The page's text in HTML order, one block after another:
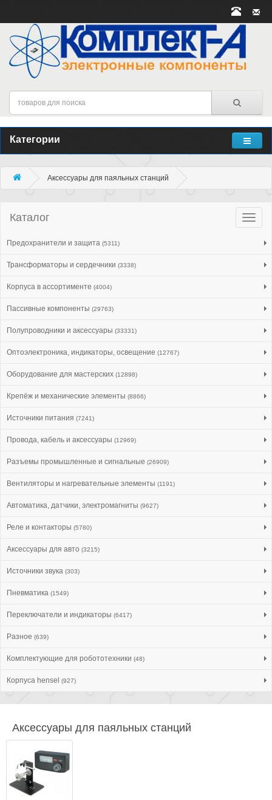
Категории
Аксессуары для паяльных станций
Каталог
Предохранители и защита (5311)
Трансформаторы и сердечники (3338)
Корпуса в ассортименте (4004)
Пассивные компоненты (29763)
Полупроводники и аксессуары (33331)
Оптоэлектроника, индикаторы, освещение (12767)
Оборудование для мастерских (12898)
Крепёж и механические элементы (8866)
Источники питания (7241)
Провода, кабель и аксессуары (12969)
Разъемы промышленные и сигнальные (26909)
Вентиляторы и нагревательные элементы (1191)
Автоматика, датчики, электромагниты (9627)
Реле и контакторы (5780)
Аксессуары для авто (3215)
Источники звука (303)
Пневматика (1549)
Переключатели и индикаторы (6417)
Разное (639)
Комплектующие для робототехники (48)
Корпуса hensel (927)
Аксессуары для паяльных станций